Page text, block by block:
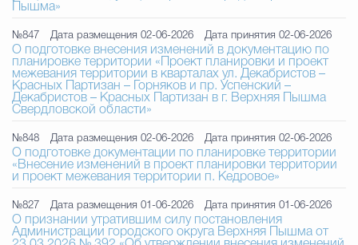
Пышма»
№847 Дата размещения 02-06-2026 Дата принятия 02-06-2026
О подготовке внесения изменений в документацию по
планировке территории «Проект планировки и проект
межевания территории в кварталах ул. Декабристов –
Красных Партизан – Горняков и пр. Успенский –
Декабристов – Красных Партизан в г. Верхняя Пышма
Свердловской области»
№848 Дата размещения 02-06-2026 Дата принятия 02-06-2026
О подготовке документации по планировке территории
«Внесение изменений в проект планировки территории
и проект межевания территории п. Кедровое»
№827 Дата размещения 01-06-2026 Дата принятия 01-06-2026
О признании утратившим силу постановления
Администрации городского округа Верхняя Пышма от